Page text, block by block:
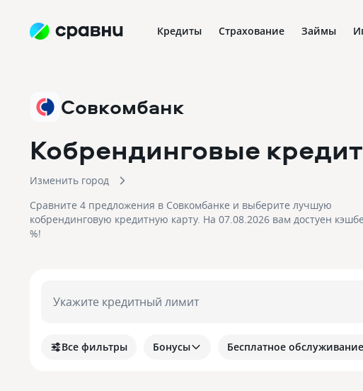
Кредиты Страхование Займы
Совкомбанк
Кобрендинговые
Изменить город
Сравните 4 предложения в Совкомбанке и выберите лучшую
кобрендинговую кредитную карту. На 07.08.2026 вам достуен
%!
Укажите кредитный лимит
Все фильтры Бонусы Бесплатное обслуживание